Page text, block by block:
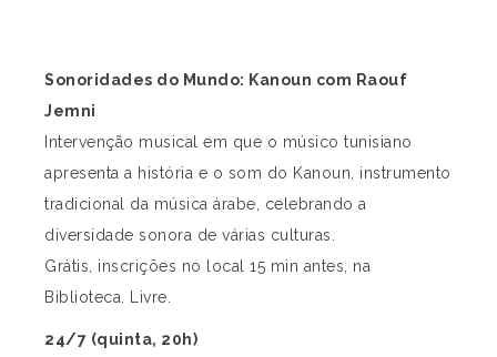
Sonoridades do Mundo: Kanoun com Raouf
Jemni
Intervenção musical em que o músico tunisiano
apresenta a história e o som do Kanoun, instrumento
tradicional da música árabe, celebrando a
diversidade sonora de várias culturas.
Grátis, inscrições no local 15 min antes, na
Biblioteca. Livre.
24/7 (quinta, 20h)